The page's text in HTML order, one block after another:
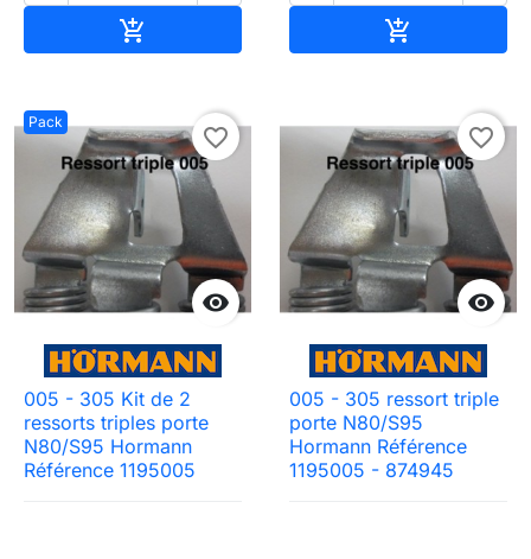
 
Pack

favorite_border
005 - 305 Kit de 2
ressorts triples porte
N80/S95 Hormann
Référence 1195005

favorite_border
005 - 305 ressort triple
porte N80/S95
Hormann Référence
1195005 - 874945